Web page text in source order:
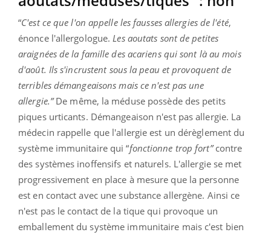
“C'est ce que l'on appelle les fausses allergies de l'été,
énonce l'allergologue. Les aoutats sont de petites
araignées de la famille des acariens qui sont là au mois
d'août. Ils s'incrustent sous la peau et provoquent de
terribles démangeaisons mais ce n'est pas une
allergie.”De même, la méduse possède des petits
piques urticants. Démangeaison n'est pas allergie. La
médecin rappelle que l'allergie est un dérèglement du
système immunitaire qui “fonctionne trop fort”contre
des systèmes inoffensifs et naturels. L'allergie se met
progressivement en place à mesure que la personne
est en contact avec une substance allergène. Ainsi ce
n'est pas le contact de la tique qui provoque un
emballement du système immunitaire mais c'est bien